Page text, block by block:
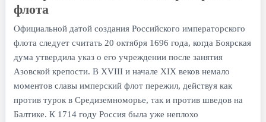
флота
Официальной датой создания Российского императорского
флота следует считать 20 октября 1696 года, когда Боярская
дума утвердила указ о его учреждении после занятия
Азовской крепости. В XVIII и начале XIX веков немало
моментов славы имперский флот пережил, действуя как
против турок в Средиземноморье, так и против шведов на
Балтике. К 1714 году Россия была уже неплохо